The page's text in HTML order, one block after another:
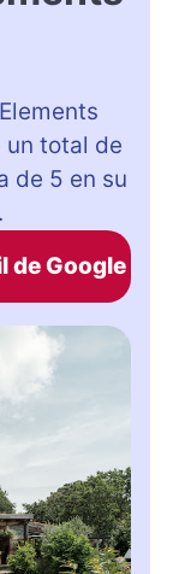
un total de
de 5 en su
de Google